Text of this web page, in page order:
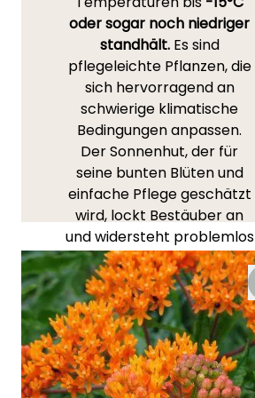
oder sogar noch niedriger
standhält. Es sind
pflegeleichte Pflanzen, die
sich hervorragend an
schwierige klimatische
Bedingungen anpassen.
Der Sonnenhut, der für
seine bunten Blüten und
einfache Pflege geschätzt
wird, lockt Bestäuber an
und widersteht problemlos
strengen Wintern. Die
große Fetthenne mit ihrer
dekorativen Blattstruktur
und ihrer späten Blütezeit
verleiht den Herbstgärten
Farbe und Textur. Die
winterhartenSalbei-